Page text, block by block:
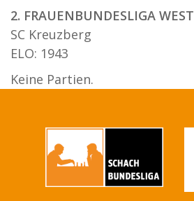
2. FRAUENBUNDESLIGA WEST
SC Kreuzberg
ELO: 1943
Keine Partien.